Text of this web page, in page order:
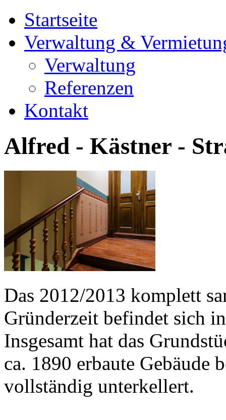
Startseite
Verwaltung &
Verwaltung
Referenzen
Kontakt
Alfred - Kästner -
Das 2012/2013 komplett
Gründerzeit befindet sich
Insgesamt hat das
ca. 1890 erbaute Gebäude
vollständig unterkellert.